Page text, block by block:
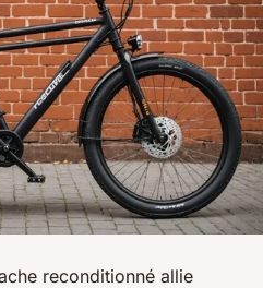
reconditionné allie